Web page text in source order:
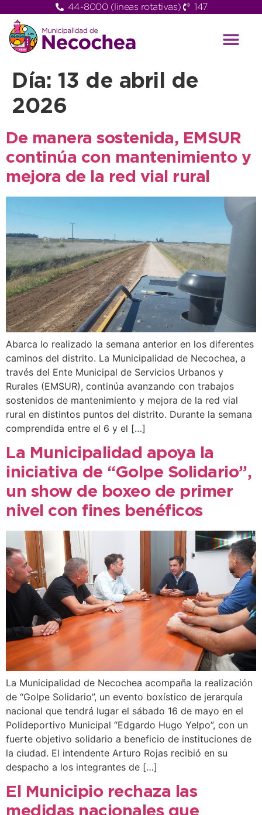
44-8000 (lineas rotativas) 147
Día: 13 de abril de
2026
De manera sostenida, EMSUR
continúa con mantenimiento y
mejora de la red vial rural
Abarca lo realizado la semana anterior en los diferentes
caminos del distrito. La Municipalidad de Necochea, a
través del Ente Municipal de Servicios Urbanos y
Rurales (EMSUR), continúa avanzando con trabajos
sostenidos de mantenimiento y mejora de la red vial
rural en distintos puntos del distrito. Durante la semana
comprendida entre el 6 y el […]
La Municipalidad apoya la
iniciativa de “Golpe Solidario”,
un show de boxeo de primer
nivel con fines benéficos
La Municipalidad de Necochea acompaña la realización
de “Golpe Solidario”, un evento boxístico de jerarquía
nacional que tendrá lugar el sábado 16 de mayo en el
Polideportivo Municipal “Edgardo Hugo Yelpo”, con un
fuerte objetivo solidario a beneficio de instituciones de
la ciudad. El intendente Arturo Rojas recibió en su
despacho a los integrantes de […]
El Municipio rechaza las
medidas nacionales que